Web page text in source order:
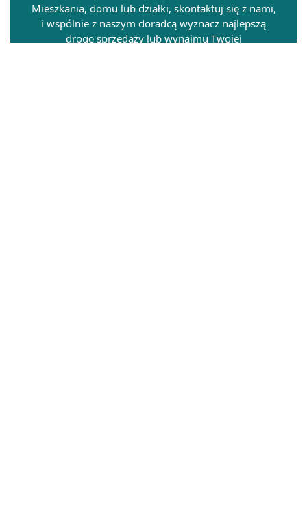
Mieszkania, domu lub działki, skontaktuj się z nami,
i wspólnie z naszym doradcą wyznacz najlepszą
drogę sprzedaży lub wynajmu Twojej